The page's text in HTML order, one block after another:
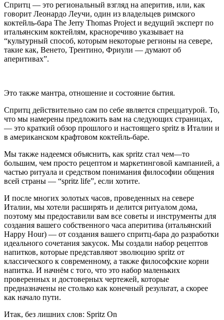
Спритц — это региональный взгляд на аперитив, или, как
говорит Леонардо Леучи, один из владельцев римского
коктейль-бара The Jerry Thomas Project и ведущий эксперт по
итальянским коктейлям, красноречиво указывает на
“культурный способ, которым некоторые регионы на севере,
такие как, Венето, Трентино, Фриули — думают об
аперитивах”.
Это также мантра, отношение и состояние бытия.
Спритц действительно сам по себе является спреццатурой. То,
что мы намерены предложить вам на следующих страницах,
— это краткий обзор прошлого и настоящего spritz в Италии и
в американском крафтовом коктейль-баре.
Мы также надеемся объяснить, как spritz стал чем—то
большим, чем просто рецептом и маркетинговой кампанией, а
частью ритуала и средством понимания философии общения
всей страны — “spritz life”, если хотите.
И после многих золотых часов, проведенных на севере
Италии, мы хотели расширять и делится ритуалом дома,
поэтому мы предоставили вам все советы и инструменты для
создания вашего собственного часа аперитива (итальянский
Happy Hour) — от создания вашего спритц-бара до разработки
идеального сочетания закусок. Мы создали набор рецептов
напитков, которые представляют эволюцию spritz от
классического к современному, а также философские корни
напитка. И начнём с того, что это набор маленьких
проверенных и достоверных чертежей, которые
предназначены не столько как конечный результат, а скорее
как начало пути.
Итак, без лишних слов: Spritz On